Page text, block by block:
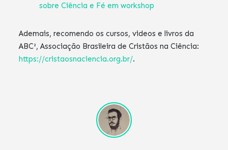
sobre Ciência e Fé em workshop
Ademais, recomendo os cursos, videos e livros da
ABC², Associação Brasileira de Cristãos na Ciência:
https://cristaosnaciencia.org.br/.